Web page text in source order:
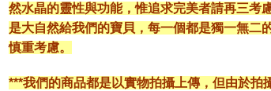
然水晶的靈性與功能，惟追求完美者請再三考
是大自然給我們的寶貝，每一個都是獨一無二
慎重考慮。
***我們的商品都是以實物拍攝上傳，但由於